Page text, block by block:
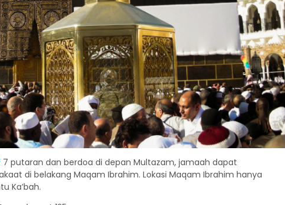
7 putaran dan berdoa di depan Multazam, jamaah dapat
di belakang Maqam Ibrahim. Lokasi Maqam Ibrahim hanya
Ka’bah.